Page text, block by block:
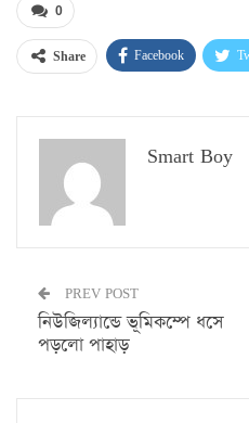
0
Share Facebook
Smart Boy
PREV POST
নিউজিল্যান্ডে ভূমিকম্পে ধসে
পড়লো পাহাড়